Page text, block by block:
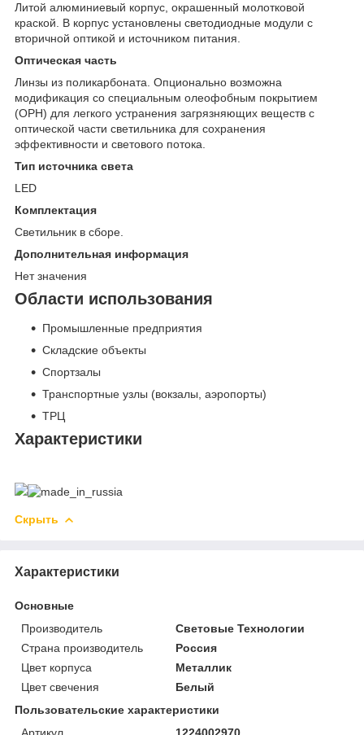
Литой алюминиевый корпус, окрашенный молотковой
краской. В корпус установлены светодиодные модули с
вторичной оптикой и источником питания.
Оптическая часть
Линзы из поликарбоната. Опционально возможна
модификация со специальным олеофобным покрытием
(OPH) для легкого устранения загрязняющих веществ с
оптической части светильника для сохранения
эффективности и светового потока.
Тип источника света
LED
Комплектация
Светильник в сборе.
Дополнительная информация
Нет значения
Области использования
Промышленные предприятия
Складские объекты
Спортзалы
Транспортные узлы (вокзалы, аэропорты)
ТРЦ
Характеристики
Скрыть
Характеристики
Основные
Производитель
Световые Технологии
Страна производитель
Россия
Цвет корпуса
Металлик
Цвет свечения
Белый
Пользовательские характеристики